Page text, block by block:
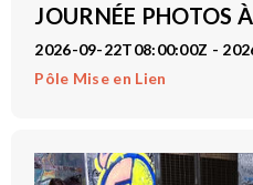
JOURNÉE PHOTOS
2026-09-22T08:00:00Z -
Pôle Mise en Lien